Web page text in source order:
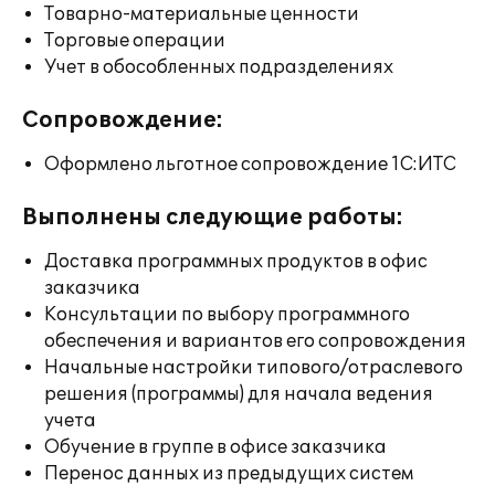
Товарно-материальные ценности
Торговые операции
Учет в обособленных подразделениях
Сопровождение:
Оформлено льготное сопровождение 1С:ИТС
Выполнены следующие работы:
Доставка программных продуктов в офис
заказчика
Консультации по выбору программного
обеспечения и вариантов его сопровождения
Начальные настройки типового/отраслевого
решения (программы) для начала ведения
учета
Обучение в группе в офисе заказчика
Перенос данных из предыдущих систем